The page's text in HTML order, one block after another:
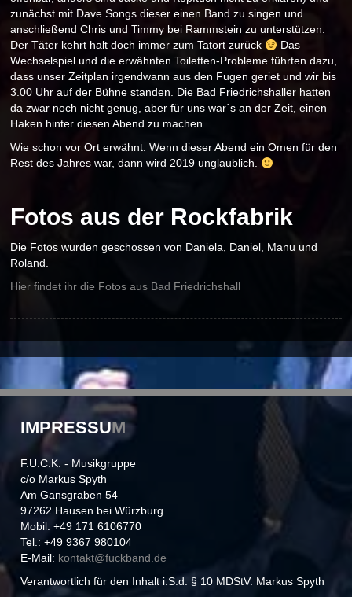
zunächst mit Dave Songs dieser einen Band zu singen und
anschließend Chris und Timmy bei Rammstein zu unterstützen.
Der Täter kehrt halt doch immer zum Tatort zurück
Das
Wechselspiel und die erwähnten Toiletten-Probleme führten dazu,
dass unser Zeitplan irgendwann aus den Fugen geriet und wir bis
3.00 Uhr auf der Bühne standen. Die Bad Friedrichshaller hatten
da zwar noch nicht genug, aber für uns war´s an der Zeit, einen
Haken hinter diesen Abend zu machen.
Wie schon vor Ort erwähnt: Wenn dieser Abend ein Omen für den
Rest des Jahres war, dann wird 2019 unglaublich.
Fotos aus der Rockfabrik
Die Fotos wurden geschossen von Daniela, Daniel, Manu und
Roland.
Hier findet ihr die Fotos aus Bad Friedrichshall
IMPRESSUM
F.U.C.K. - Musikgruppe
c/o Markus Spyth
Am Gansgraben 54
97262 Hausen bei Würzburg
Mobil: +49 171 6106770
Tel.: +49 9367 980104
E-Mail: kontakt@fuckband.de
Verantwortlich für den Inhalt i.S.d. § 10 MDStV: Markus Spyth